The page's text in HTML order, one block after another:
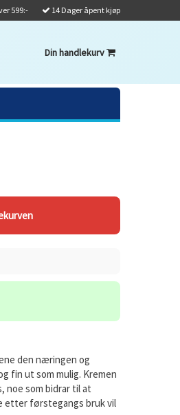
599:- 14 Dager åpent kjøp
Din handlekurv
den næringen og
fin ut som mulig. Kremen
noe som bidrar til at
etter førstegangs bruk vil